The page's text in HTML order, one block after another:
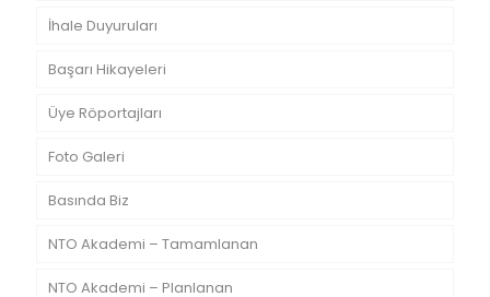
İhale Duyuruları
Başarı Hikayeleri
Üye Röportajları
Foto Galeri
Basında Biz
NTO Akademi – Tamamlanan
NTO Akademi – Planlanan